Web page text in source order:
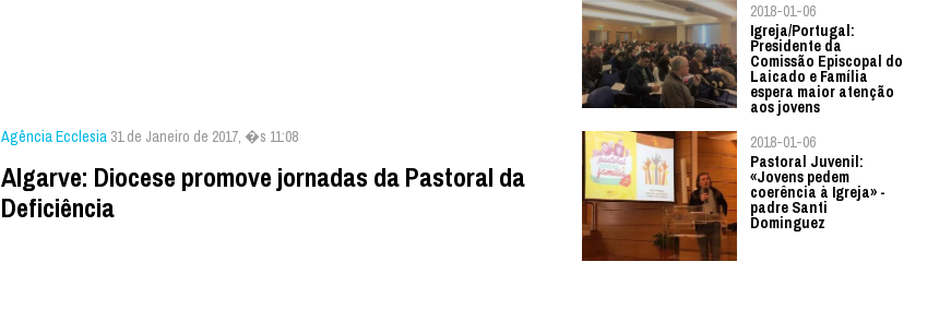
Agência Ecclesia 31 de Janeiro de 2017, �s 11:08
Algarve: Diocese promove jornadas da Pastoral da
Deficiência
2018-01-06
Igreja/Portugal:
Presidente da
Comissão Episcopal do
Laicado e Família
espera maior atenção
aos jovens
2018-01-06
Pastoral Juvenil:
«Jovens pedem
coerência à Igreja» -
padre Santi
Dominguez